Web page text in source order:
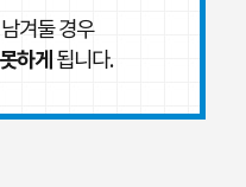
남겨둘 경우
하게 됩니다.